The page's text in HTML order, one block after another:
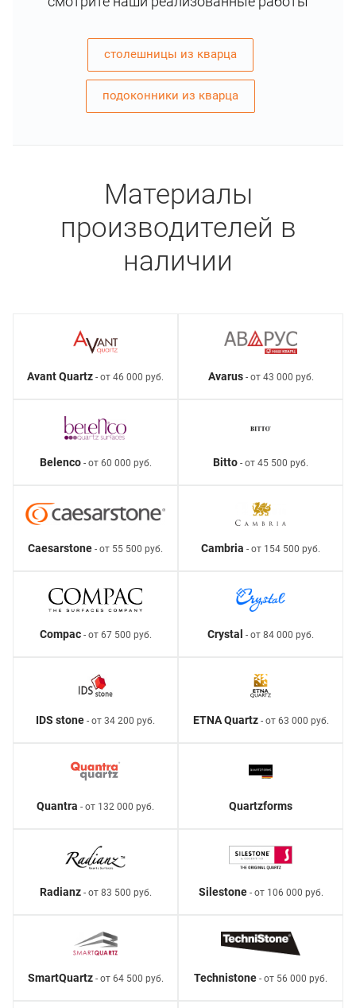
столешницы из кварца
подоконники из кварца
Материалы
производителей в
наличии
Avant Quartz - от 46 000 руб. Avarus- от 43 000 руб.
Belenco- от 60 000 руб. Bitto - от 45 500 руб.
Caesarstone - от 55 500 руб. Cambria - от 154 500 руб.
Compac- от 67 500 руб. Crystal - от 84 000 руб.
IDS stone - от 34 200 руб. ETNA Quartz- от 63 000 руб.
Quantra - от 132 000 руб. Quartzforms
Radianz- от 83 500 руб. Silestone- от 106 000 руб.
SmartQuartz- от 64 500 руб. Technistone - от 56 000 руб.